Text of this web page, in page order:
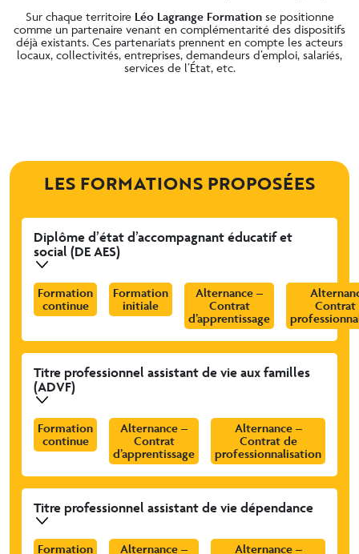
Sur chaque territoire Léo Lagrange Formationse positionne
comme un partenaire venant en complémentarité des dispositifs
déjà existants. Ces partenariats prennent en compte les acteurs
locaux, collectivités, entreprises, demandeurs d’emploi, salariés,
services de l’État, etc.
LES FORMATIONS PROPOSÉES
Diplôme d’état d’accompagnant éducatif et
social (DE AES)
Formation
continue
Formation
initiale
Alternance –
Contrat
d’apprentissage
Contrat
Titre professionnel assistant de vie aux familles
(ADVF)
Formation
continue
Alternance –
Contrat
d’apprentissage
Alternance –
Contrat de
professionnalisation
Titre professionnel assistant de vie dépendance
Formation Alternance – Alternance –